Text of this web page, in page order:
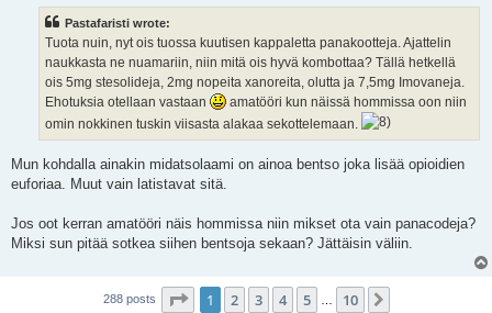
Pastafaristi wrote:
Tuota nuin, nyt ois tuossa kuutisen kappaletta panakootteja. Ajattelin
naukkasta ne nuamariin, niin mitä ois hyvä kombottaa? Tällä hetkellä
ois 5mg stesolideja, 2mg nopeita xanoreita, olutta ja 7,5mg Imovaneja.
Ehotuksia otellaan vastaan
amatööri kun näissä hommissa oon niin
omin nokkinen tuskin viisasta alakaa sekottelemaan.
Mun kohdalla ainakin midatsolaami on ainoa bentso joka lisää opioidien
euforiaa. Muut vain latistavat sitä.
Jos oot kerran amatööri näis hommissa niin mikset ota vain panacodeja?
Miksi sun pitää sotkea siihen bentsoja sekaan? Jättäisin väliin.
288 posts Page 1of 10
1 2 3 4 5 10